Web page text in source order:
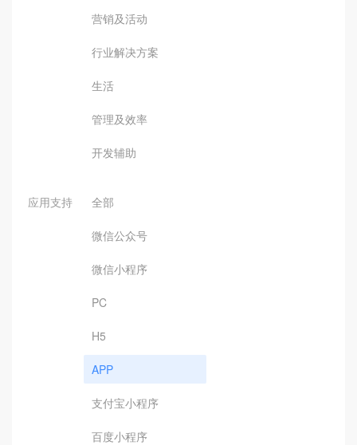
营销及活动
行业解决方案
生活
管理及效率
开发辅助
应用支持 全部
微信公众号
微信小程序
PC
H5
APP
支付宝小程序
百度小程序